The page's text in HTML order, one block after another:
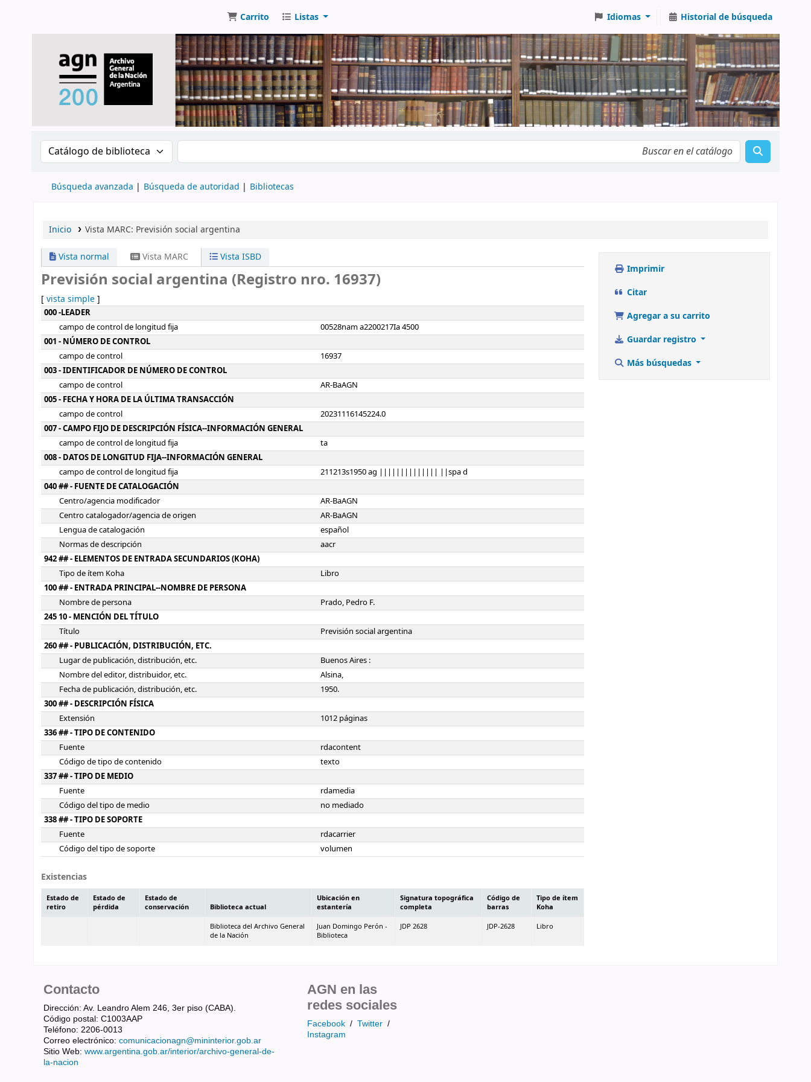
Carrito Listas Idiomas Historial de búsqueda
Buscar en el catálogo por: Buscar en el catálogo
Búsqueda avanzada Búsqueda de autoridad Bibliotecas
Inicio Vista MARC: Previsión social argentina
Vista normal Vista MARC Vista ISBD
Previsión social argentina (Registro nro. 16937)
[vista simple]
Detalles MARC
000 -LEADER
campo de control de longitud fija
00528nam a2200217Ia 4500
001 - NÚMERO DE CONTROL
campo de control
16937
003 - IDENTIFICADOR DE NÚMERO DE CONTROL
campo de control
AR-BaAGN
005 - FECHA Y HORA DE LA ÚLTIMA TRANSACCIÓN
campo de control
20231116145224.0
007 - CAMPO FIJO DE DESCRIPCIÓN FÍSICA--INFORMACIÓN GENERAL
campo de control de longitud fija
ta
008 - DATOS DE LONGITUD FIJA--INFORMACIÓN GENERAL
campo de control de longitud fija
211213s1950 ag |||||||||||||| ||spa d
040 ## - FUENTE DE CATALOGACIÓN
Centro/agencia modificador
AR-BaAGN
Centro catalogador/agencia de origen
AR-BaAGN
Lengua de catalogación
español
Normas de descripción
aacr
942 ## - ELEMENTOS DE ENTRADA SECUNDARIOS (KOHA)
Tipo de ítem Koha
Libro
100 ## - ENTRADA PRINCIPAL--NOMBRE DE PERSONA
Nombre de persona
Prado, Pedro F.
245 10 - MENCIÓN DEL TÍTULO
Título
Previsión social argentina
260 ## - PUBLICACIÓN, DISTRIBUCIÓN, ETC.
Lugar de publicación, distribución, etc.
Buenos Aires :
Nombre del editor, distribuidor, etc.
Alsina,
Fecha de publicación, distribución, etc.
1950.
300 ## - DESCRIPCIÓN FÍSICA
Extensión
1012 páginas
336 ## - TIPO DE CONTENIDO
Fuente
rdacontent
Código de tipo de contenido
texto
337 ## - TIPO DE MEDIO
Fuente
rdamedia
Código del tipo de medio
no mediado
338 ## - TIPO DE SOPORTE
Fuente
rdacarrier
Código del tipo de soporte
volumen
Existencias
Estado de
retiro
Estado de
pérdida
Estado de
conservación
Biblioteca actual
Ubicación en
estantería
Signatura topográfica
completa
Código de
barras
Tipo de ítem
Koha
Biblioteca del Archivo General
de la Nación
Juan Domingo Perón -
Biblioteca
JDP 2628 JDP-2628 Libro
Imprimir
Citar
Agregar a su carrito
Guardar registro
Más búsquedas
Contacto
Dirección: Av. Leandro Alem 246, 3er piso (CABA).
Código postal: C1003AAP
Teléfono: 2206-0013
Correo electrónico: comunicacionagn@mininterior.gob.ar
Sitio Web: www.argentina.gob.ar/interior/archivo-general-de-
la-nacion
AGN en las
redes sociales
Facebook / Twitter /
Instagram